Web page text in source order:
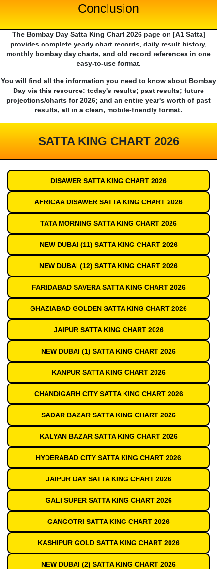
Conclusion
The Bombay Day Satta King Chart 2026 page on [A1 Satta]
provides complete yearly chart records, daily result history,
monthly bombay day charts, and old record references in one
easy-to-use format.
You will find all the information you need to know about Bombay
Day via this resource: today's results; past results; future
projections/charts for 2026; and an entire year's worth of past
results, all in a clean, mobile-friendly format.
SATTA KING CHART 2026
DISAWER SATTA KING CHART 2026
AFRICAA DISAWER SATTA KING CHART 2026
TATA MORNING SATTA KING CHART 2026
NEW DUBAI (11) SATTA KING CHART 2026
NEW DUBAI (12) SATTA KING CHART 2026
FARIDABAD SAVERA SATTA KING CHART 2026
GHAZIABAD GOLDEN SATTA KING CHART 2026
JAIPUR SATTA KING CHART 2026
NEW DUBAI (1) SATTA KING CHART 2026
KANPUR SATTA KING CHART 2026
CHANDIGARH CITY SATTA KING CHART 2026
SADAR BAZAR SATTA KING CHART 2026
KALYAN BAZAR SATTA KING CHART 2026
HYDERABAD CITY SATTA KING CHART 2026
JAIPUR DAY SATTA KING CHART 2026
GALI SUPER SATTA KING CHART 2026
GANGOTRI SATTA KING CHART 2026
KASHIPUR GOLD SATTA KING CHART 2026
NEW DUBAI (2) SATTA KING CHART 2026